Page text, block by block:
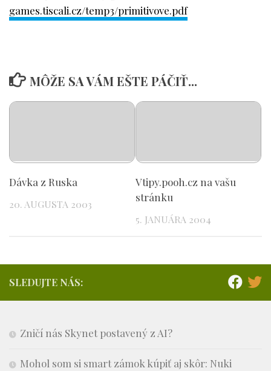
games.tiscali.cz/temp3/primitivove.pdf
MÔŽE SA VÁM EŠTE PÁČIŤ...
Dávka z Ruska
20. AUGUSTA 2003
Vtipy.pooh.cz na vašu
stránku
5. JANUÁRA 2004
SLEDUJTE NÁS:
Zničí nás Skynet postavený z AI?
Mohol som si smart zámok kúpiť aj skôr: Nuki